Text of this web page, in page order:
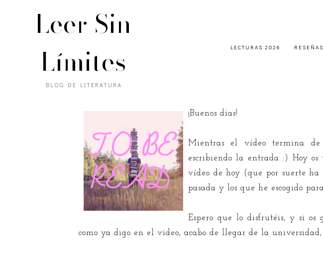
Leer Sin
Límites
BLOG DE LITERATURA
LECTURAS 2026 RESEÑAS
¡Buenos días!
Mientras el vídeo termina de
escribiendo la entrada :) Hoy
vídeo de hoy (que por suerte ha
pasada y los que he escogido
Espero que lo disfrutéis, y si os
como ya digo en el vídeo, acabo de llegar de la